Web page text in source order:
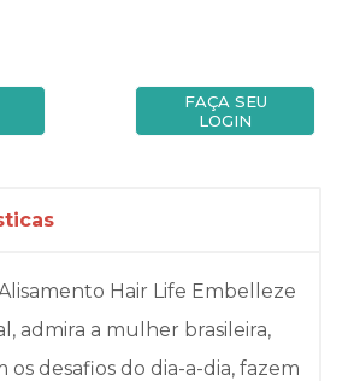
FAÇA SEU
LOGIN
Hair Life Embelleze
admira a mulher brasileira,
os desafios do dia-a-dia, fazem